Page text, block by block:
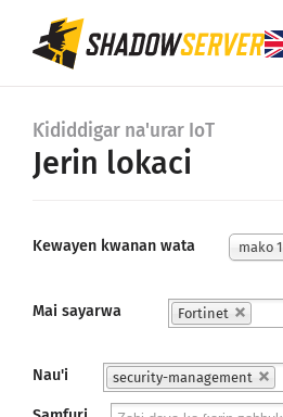
Ƙididdigar na'urar IoT
Jerin lokaci
Kewayen kwanan wata mako 1
Mai sayarwa
Fortinet
Nau'i security-management